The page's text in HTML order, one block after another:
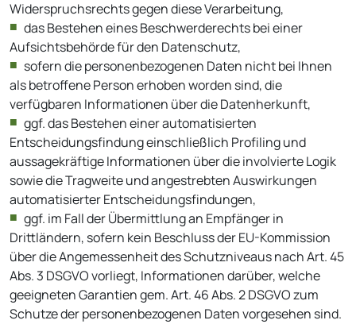
Widerspruchsrechts gegen diese Verarbeitung,
das Bestehen eines Beschwerderechts bei einer
Aufsichtsbehörde für den Datenschutz,
sofern die personenbezogenen Daten nicht bei Ihnen
als betroffene Person erhoben worden sind, die
verfügbaren Informationen über die Datenherkunft,
ggf. das Bestehen einer automatisierten
Entscheidungsfindung einschließlich Profiling und
aussagekräftige Informationen über die involvierte Logik
sowie die Tragweite und angestrebten Auswirkungen
automatisierter Entscheidungsfindungen,
ggf. im Fall der Übermittlung an Empfänger in
Drittländern, sofern kein Beschluss der EU-Kommission
über die Angemessenheit des Schutzniveaus nach Art. 45
Abs. 3 DSGVO vorliegt, Informationen darüber, welche
geeigneten Garantien gem. Art. 46 Abs. 2 DSGVO zum
Schutze der personenbezogenen Daten vorgesehen sind.